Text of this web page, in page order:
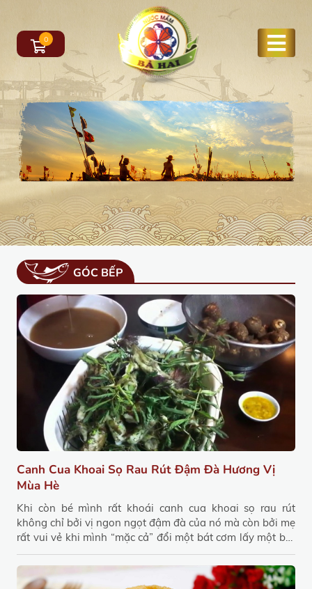
0
GÓC BẾP
Canh Cua Khoai Sọ Rau Rút Đậm Đà Hương Vị
Mùa Hè
Khi còn bé mình rất khoái canh cua khoai sọ rau rút
không chỉ bởi vị ngon ngọt đậm đà của nó mà còn bởi mẹ
rất vui vẻ khi mình “mặc cả” đổi một bát cơm lấy một bát
canh. Trẻ con khảnh ăn cứ cơm là ngậm lúng búng mãi
mới chịu nuốt nhưng có canh cua khoai sọ rau rút thì ăn
thun thút. Lạ thế!